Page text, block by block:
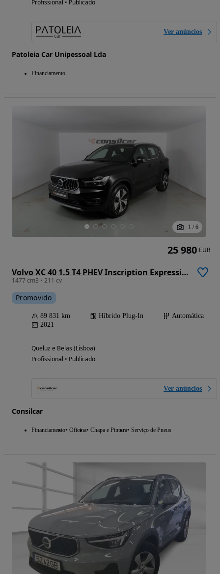
Profissional • Publicado
Ver anúncios
Patoleia Car Unipessoal Lda
Financiamento
1 / 6
Volvo XC 40 1.5 T4 PHEV Inscription Expression
1477 cm3 • 211 cv
Promovido
89 831 km Híbrido Plug-In
Automática
2021
Queluz e Belas (Lisboa)
Profissional • Publicado
Ver anúncios
Consilcar
Financiamento Oficina Chapa e Pintura Serviço de Pneus
25 980 EUR